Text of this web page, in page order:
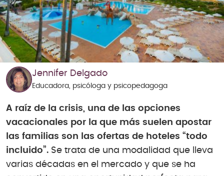
Jennifer Delgado
Educadora, psicóloga y psicopedagoga
A raíz de la crisis, una de las opciones
vacacionales por la que más suelen apostar
las familias son las ofertas de hoteles “todo
incluido”. Se trata de una modalidad que lleva
varias décadas en el mercado y que se ha